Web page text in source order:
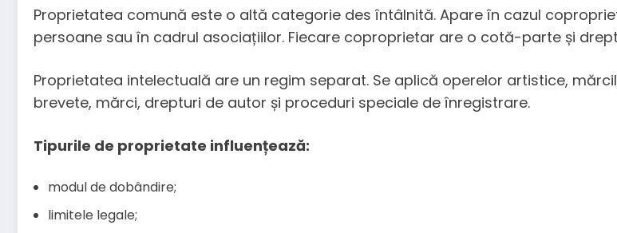
Proprietatea comună este o altă categorie des întâlnită. Apare în cazul
persoane sau în cadrul asociațiilor. Fiecare coproprietar are o cotă-parte și
Proprietatea intelectuală are un regim separat. Se aplică operelor artistice,
brevete, mărci, drepturi de autor și proceduri speciale de înregistrare.
Tipurile de proprietate influențează:
modul de dobândire;
limitele legale;